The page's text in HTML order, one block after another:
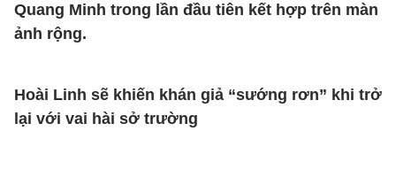
Quang Minh trong lần đầu tiên kết hợp trên màn
ảnh rộng.
Hoài Linh sẽ khiến khán giả “sướng rơn” khi trở
lại với vai hài sở trường